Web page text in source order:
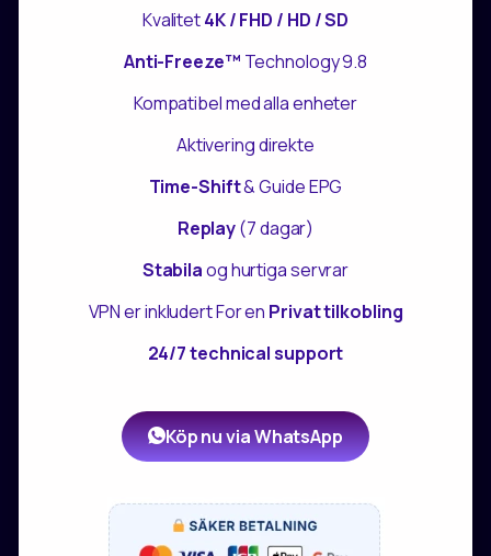
Kvalitet4K / FHD / HD / SD
Anti-Freeze™ Technology 9.8
Kompatibel med alla enheter
Aktivering direkte
Time-Shift& Guide EPG
Replay(7 dagar)
Stabilaog hurtiga servrar
VPN er inkludert For en Privat tilkobling
24/7 technical support
Köp nu via WhatsApp